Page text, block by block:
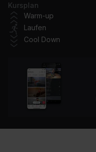
Angel Eyes
ÁSDÍS
Titanium (feat. Sia)
How Does It Feel
Tom Grennan
Kursplan
Warm-up
Laufen
Cool Down